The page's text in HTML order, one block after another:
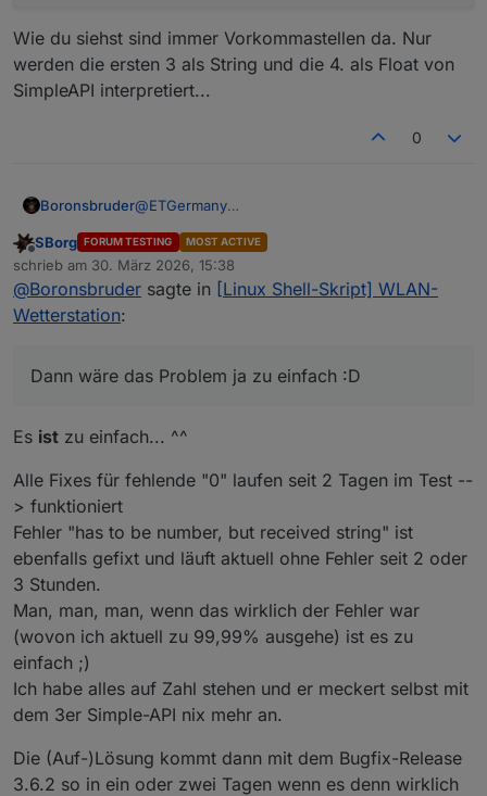
Wie du siehst sind immer Vorkommastellen da. Nur
werden die ersten 3 als String und die 4. als Float von
SimpleAPI interpretiert...
0
Boronsbruder@ETGermany
Wie du siehst sind immer Vorkommastellen da.
Nur werden die ersten 3 als String und die 4. als
Offline
SBorg FORUM TESTING MOST ACTIVE
schrieb am 30. März 2026, 15:38
zuletzt editiert von
@Boronsbruder sagte in [Linux Shell-Skript] WLAN-
Wetterstation:
Dann wäre das Problem ja zu einfach :D
Es ist zu einfach... ^^
Alle Fixes für fehlende "0" laufen seit 2 Tagen im Test --
> funktioniert
Fehler "has to be number, but received string" ist
ebenfalls gefixt und läuft aktuell ohne Fehler seit 2 oder
3 Stunden.
Man, man, man, wenn das wirklich der Fehler war
(wovon ich aktuell zu 99,99% ausgehe) ist es zu
einfach ;)
Ich habe alles auf Zahl stehen und er meckert selbst mit
dem 3er Simple-API nix mehr an.
Die (Auf-)Lösung kommt dann mit dem Bugfix-Release
3.6.2 so in ein oder zwei Tagen wenn es denn wirklich